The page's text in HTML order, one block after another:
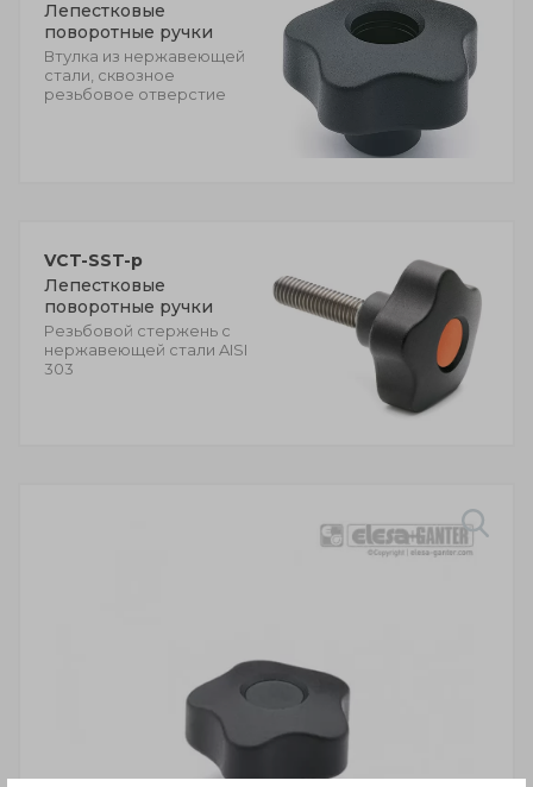
Лепестковые
поворотные ручки
Втулка из нержавеющей
стали, сквозное
резьбовое отверстие
VCT-SST-p
Лепестковые
поворотные ручки
Резьбовой стержень с
нержавеющей стали AISI
303